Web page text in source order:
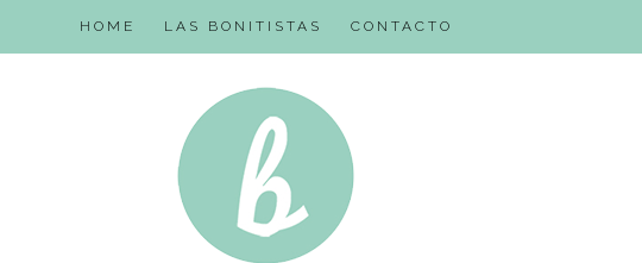
HOME LAS BONITISTAS CONTACTO